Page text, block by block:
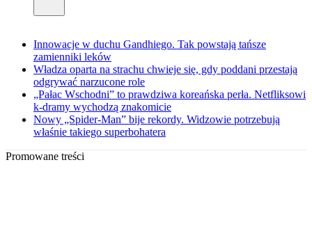
Innowacje w duchu Gandhiego. Tak powstają tańsze
zamienniki leków
Władza oparta na strachu chwieje się, gdy poddani przestają
odgrywać narzucone role
„Pałac Wschodni” to prawdziwa koreańska perła. Netfliksowi
k-dramy wychodzą znakomicie
Nowy „Spider-Man” bije rekordy. Widzowie potrzebują
właśnie takiego superbohatera
Promowane treści